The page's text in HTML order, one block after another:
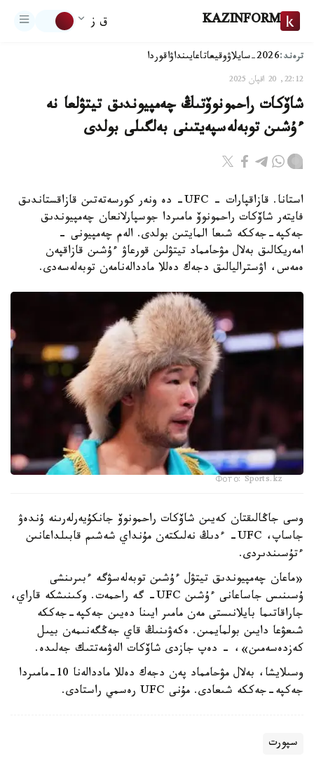
KAZINFORM ق ز
ترەند:2026-سايلاۋ وقيعاتاعايىنداۋاقوردا
22:12, 20 اقپان 2025
شاۆكات راحمونوۆتىڭ چەمپيوندىق تيتۋلعا نە
ءۇشىن توبەلەسپەيتىنى بەلگىلى بولدى
استانا. قازاقپارات - UFC- دە ونەر كورسەتەتىن قازاقستاندىق
فايتەر شاۆكات راحمونوۆ مامىردا جوسپارلانعان چەمپيوندىق
جەكپە-جەككە شىعا المايتىن بولدى. الەم چەمپيونى -
امەريكالىق بەلال مۋحامماد تيتۋلىن قورعاۋ ءۇشىن قازاقپەن
ەمەس، اۋستراليالىق دجەك دەللا ماددالەنامەن توبەلەسەدى.
Фото: Sports.kz
وسى جاڭالىقتان كەيىن شاۆكات راحمونوۆ جانكۇيەرلەرىنە ۇندەۋ
جاساپ، UFC- ءدىڭ نەلىكتەن مۇنداي شەشىم قابىلداعانىن
ءتۇسىندىردى.
«ماعان چەمپيوندىق تيتۋل ءۇشىن توبەلەسۋگە ءبىرىنشى
ۇسىنىس جاساعانى ءۇشىن UFC- گە راحمەت. وكىنىشكە قاراي،
جاراقاتىما بايلانىستى مەن مامىر ايىنا دەيىن جەكپە-جەككە
شىعۋعا دايىن بولمايمىن. ەكەۋىنىڭ قاي جەڭگەنىمەن بيىل
كەزدەسەمىن»، - دەپ جازدى شاۆكات الەۋمەتتىك جەلىدە.
وسىلايشا، بەلال مۋحامماد پەن دجەك دەللا ماددالەنا 10-مامىردا
جەكپە-جەككە شىعادى. مۇنى UFC رەسمي راستادى.
سپورت